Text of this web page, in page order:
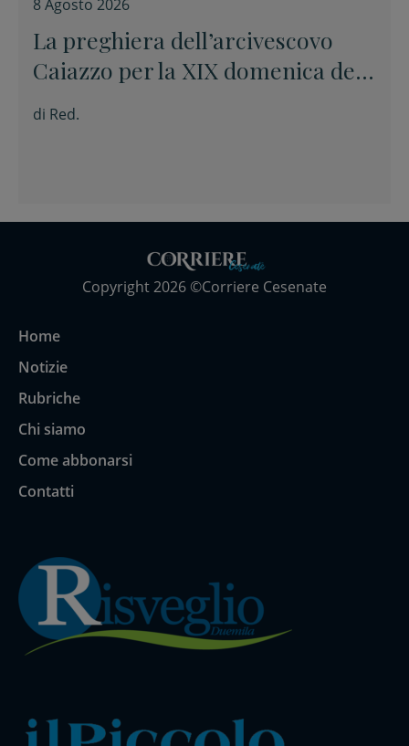
8 Agosto 2026
La preghiera dell’arcivescovo
Caiazzo per la XIX domenica del
Tempo ordinario
di Red.
Copyright 2026 ©Corriere Cesenate
Home
Notizie
Rubriche
Chi siamo
Come abbonarsi
Contatti